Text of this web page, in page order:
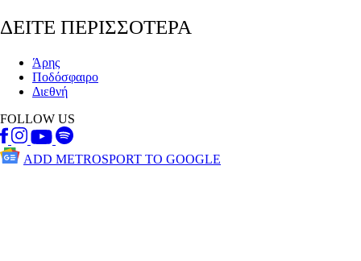
ΔΕΙΤΕ ΠΕΡΙΣΣΟΤΕΡΑ
Άρης
Ποδόσφαιρο
Διεθνή
FOLLOW US
ADD METROSPORT TO GOOGLE